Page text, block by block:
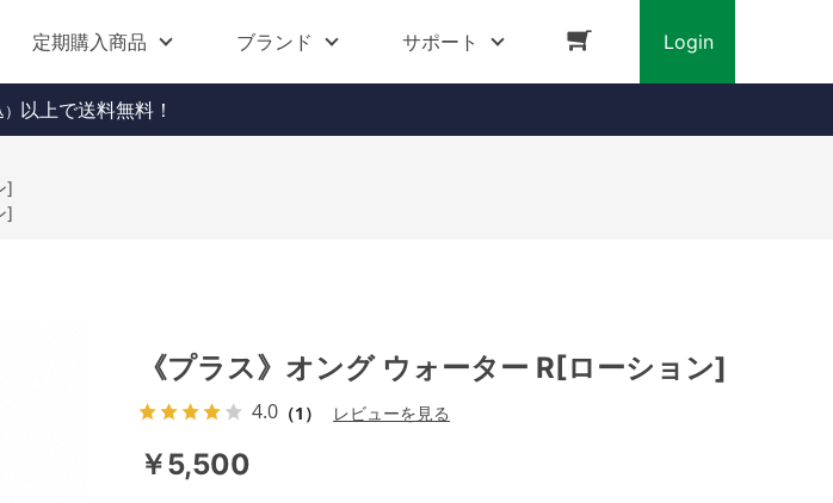
定期購入商品 ブランド サポート Login
以上で送料無料！
]
]
《プラス》オング ウォーター R[ローション]
4.0 （1） レビューを見る
￥5,500